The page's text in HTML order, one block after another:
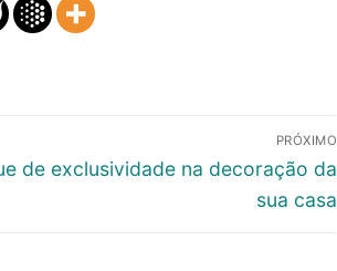
PRÓXIMO
de exclusividade na decoração da
sua casa